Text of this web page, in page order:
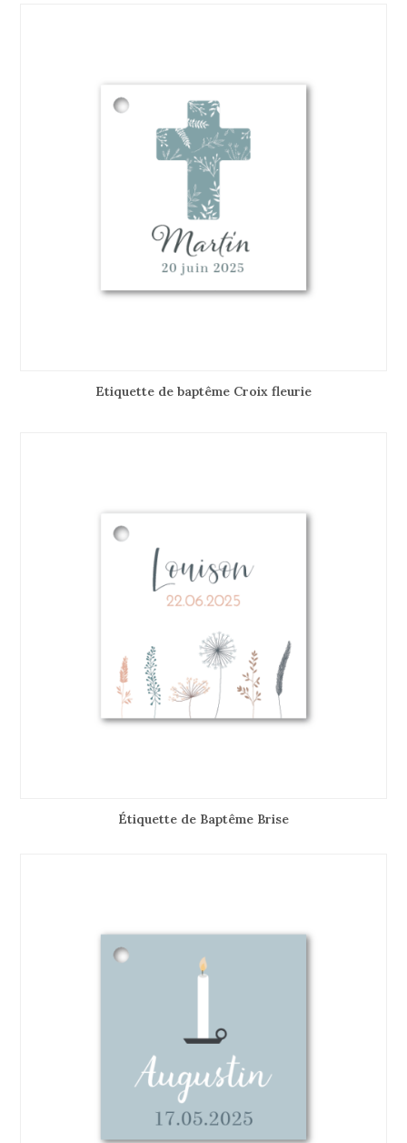
Etiquette de baptême Croix fleurie
Étiquette de Baptême Brise